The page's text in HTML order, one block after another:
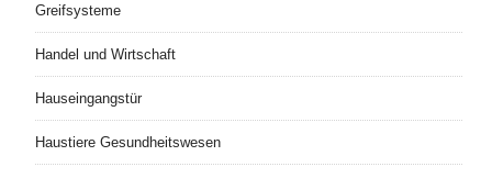
Greifsysteme
Handel und Wirtschaft
Hauseingangstür
Haustiere Gesundheitswesen